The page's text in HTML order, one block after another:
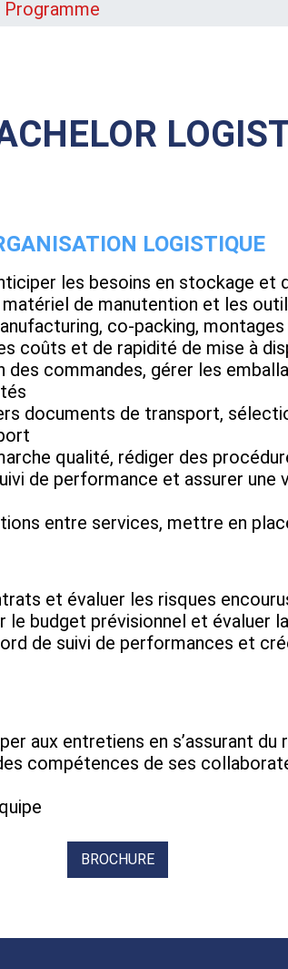
Programme
LOGISTIQUE
les besoins en stockage et
matériel de manutention et les
co-packing,
coûts et de rapidité de mise à
des commandes, gérer les
documents de transport,
qualité, rédiger des
de performance et assurer une
entre services, mettre en
et évaluer les risques
le budget prévisionnel et évaluer
de suivi de performances et
aux entretiens en s’assurant
compétences de ses
BROCHURE